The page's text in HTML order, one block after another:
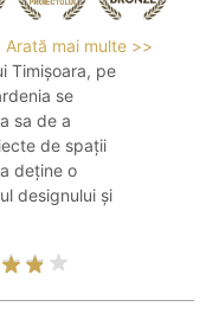
Arată mai multe >>
Timișoara, pe
se
sa de a
de spații
deține o
designului și